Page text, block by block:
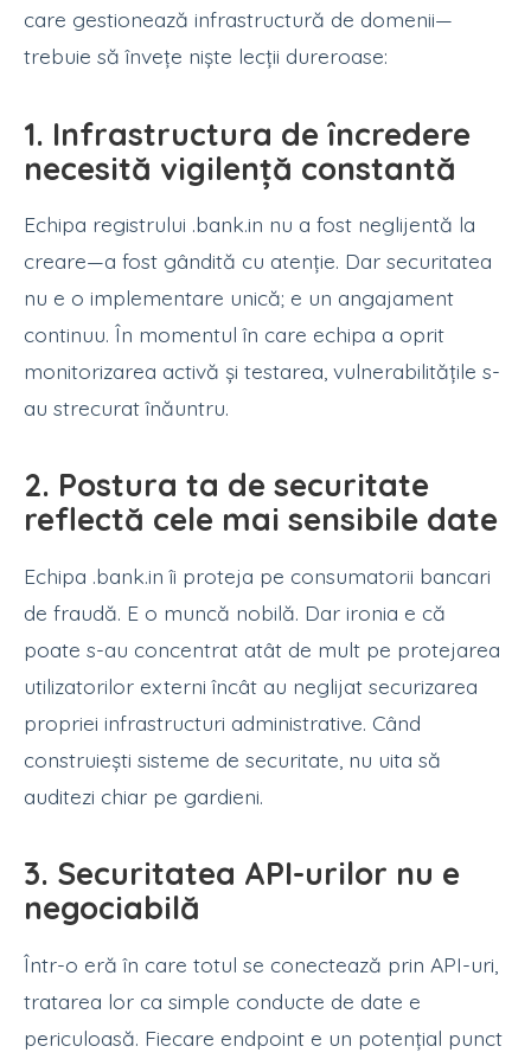
care gestionează infrastructură de domenii—
trebuie să învețe niște lecții dureroase:
1. Infrastructura de încredere
necesită vigilență constantă
Echipa registrului .bank.in nu a fost neglijentă la
creare—a fost gândită cu atenție. Dar securitatea
nu e o implementare unică; e un angajament
continuu. În momentul în care echipa a oprit
monitorizarea activă și testarea, vulnerabilitățile s-
au strecurat înăuntru.
2. Postura ta de securitate
reflectă cele mai sensibile date
Echipa .bank.in îi proteja pe consumatorii bancari
de fraudă. E o muncă nobilă. Dar ironia e că
poate s-au concentrat atât de mult pe protejarea
utilizatorilor externi încât au neglijat securizarea
propriei infrastructuri administrative. Când
construiești sisteme de securitate, nu uita să
auditezi chiar pe gardieni.
3. Securitatea API-urilor nu e
negociabilă
Într-o eră în care totul se conectează prin API-uri,
tratarea lor ca simple conducte de date e
periculoasă. Fiecare endpoint e un potențial punct